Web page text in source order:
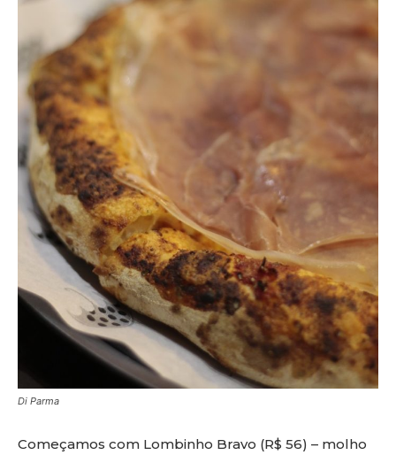
Di Parma
Começamos com Lombinho Bravo (R$ 56) – molho